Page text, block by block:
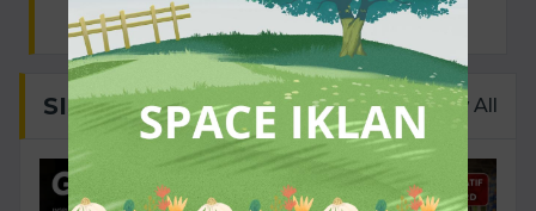
RUANG UMKM
SISI LAIN View All